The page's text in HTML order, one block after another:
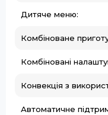
Дитяче меню:
Комбіноване
Комбіновані
Конвекція з
Автоматичне